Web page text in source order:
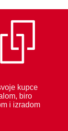
kupce
biro
i izradom